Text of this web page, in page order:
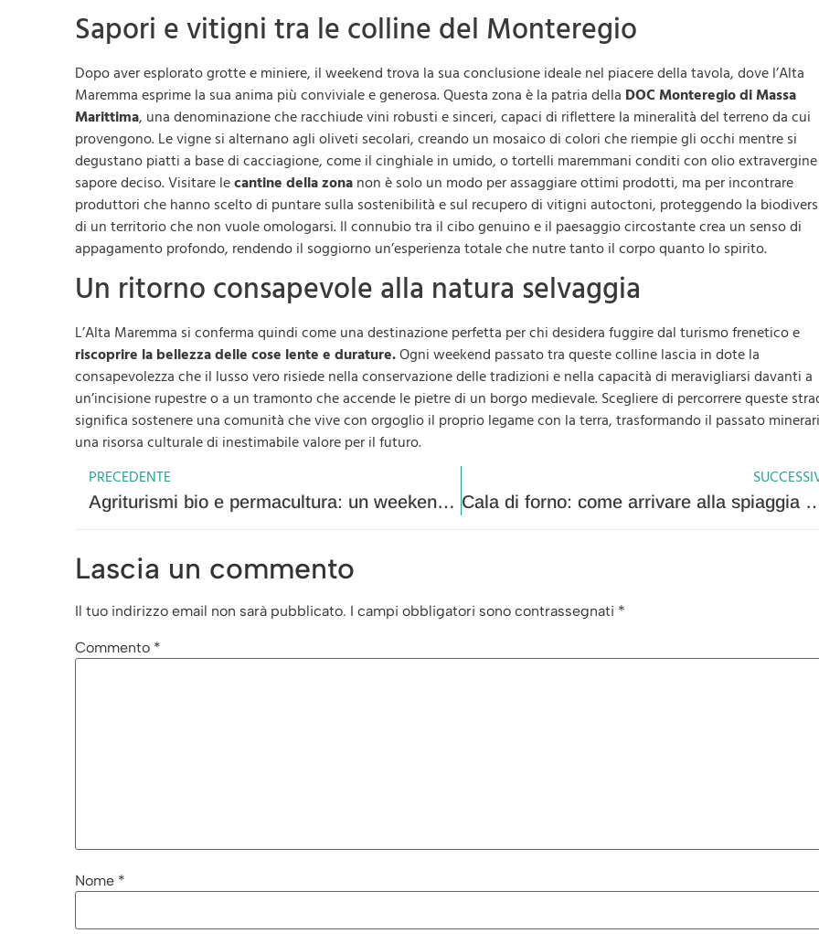
Sapori e vitigni tra le colline del Monteregio
Dopo aver esplorato grotte e miniere, il weekend trova la sua conclusione ideale nel piacere della tavola, dove l’Alta
Maremma esprime la sua anima più conviviale e generosa. Questa zona è la patria della DOC Monteregio di Massa
Marittima, una denominazione che racchiude vini robusti e sinceri, capaci di riflettere la mineralità del terreno da cui
provengono. Le vigne si alternano agli oliveti secolari, creando un mosaico di colori che riempie gli occhi mentre si
degustano piatti a base di cacciagione, come il cinghiale in umido, o tortelli maremmani conditi con olio
sapore deciso. Visitare lecantine della zona non è solo un modo per assaggiare ottimi prodotti, ma per incontrare
produttori che hanno scelto di puntare sulla sostenibilità e sul recupero di vitigni autoctoni, proteggendo la
di un territorio che non vuole omologarsi. Il connubio tra il cibo genuino e il paesaggio circostante crea un senso di
appagamento profondo, rendendo il soggiorno un’esperienza totale che nutre tanto il corpo quanto lo spirito.
Un ritorno consapevole alla natura selvaggia
L’Alta Maremma si conferma quindi come una destinazione perfetta per chi desidera fuggire dal turismo frenetico e
riscoprire la bellezza delle cose lente e durature.Ogni weekend passato tra queste colline lascia in dote la
consapevolezza che il lusso vero risiede nella conservazione delle tradizioni e nella capacità di meravigliarsi davanti a
un’incisione rupestre o a un tramonto che accende le pietre di un borgo medievale. Scegliere di percorrere queste
significa sostenere una comunità che vive con orgoglio il proprio legame con la terra, trasformando il passato
una risorsa culturale di inestimabile valore per il futuro.
PRECEDENTE
Agriturismi bio e permacultura: un weekend tra orti, animali e cucina a km 0
Cala di forno: come arrivare alla
Lascia un commento
Il tuo indirizzo email non sarà pubblicato. I campi obbligatori sono contrassegnati *
Commento *
Nome *